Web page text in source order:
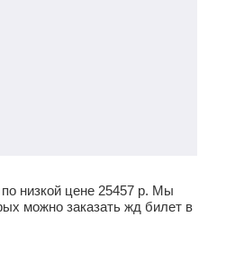
низкой цене 25457 р. Мы
можно заказать жд билет в